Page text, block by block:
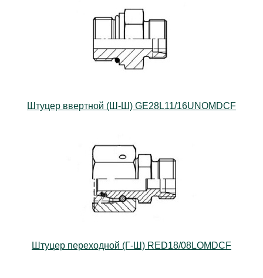
Штуцер ввертной (Ш-Ш) GE28L11/16UNOMDCF
Штуцер переходной (Г-Ш) RED18/08LOMDCF